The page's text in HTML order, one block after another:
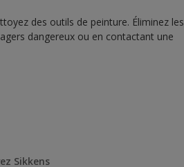
des outils de peinture. Éliminez les
dangereux ou en contactant une
Sikkens